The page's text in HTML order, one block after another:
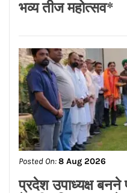
Posted On:8 Aug 2026
ਡਾ.ਐਸ.ਪੀ.ਸਿੰਘ
ਅਸ਼ੋਕ ਕੁਮਾਰ ਦਾ
ਭਾਰਤ ਪਹੁੰਚਿਆ